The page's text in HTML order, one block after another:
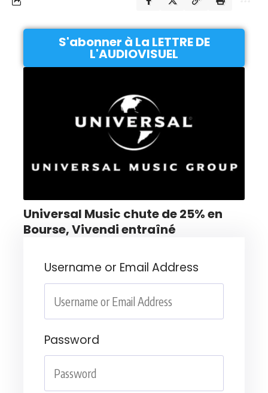
S'abonner à La LETTRE DE
L'AUDIOVISUEL
Universal Music chute de 25% en
Bourse, Vivendi entraîné
Username or Email Address
Password